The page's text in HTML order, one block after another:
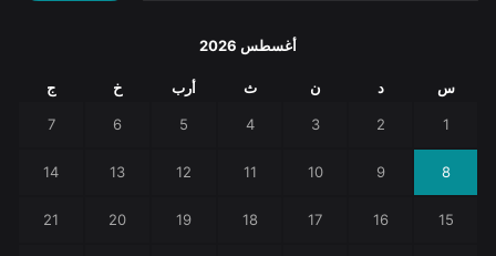
أغسطس 2026
س د ن ث أرب خ ج
1
2
3
4
5
6
7
8
9
10
11
12
13
14
15
16
17
18
19
20
21